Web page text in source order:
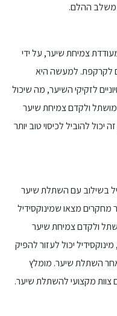
משלב ההלם.
צמיחת שיער, על ידי
לקרקפת. למעשה היא
לזקיקי השיער, מה שיכול
ולקדם צמיחת שיער
להוביל לכיסוי טוב יותר
בשילוב עם השתלת שיער
מחקרים מצאו שמינוקסידיל
ולקדם צמיחת שיער
יכול לעזור להפיק
השתלת שיער. מומלץ
צוות מקצועי להשתלת שיער.